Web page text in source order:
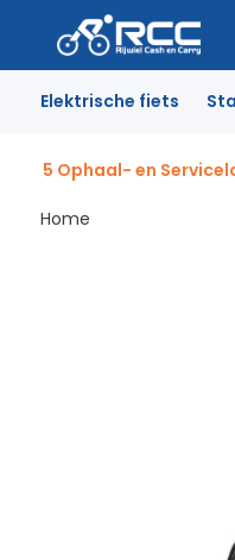
Elektrische fiets
5 Ophaal- en
Home